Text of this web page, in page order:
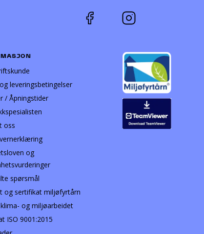
leveringsbetingelser
/ Åpningstider
oss
og
spørsmål
og sertifikat miljøfyrtårn
og miljøarbeidet
ISO 9001:2015